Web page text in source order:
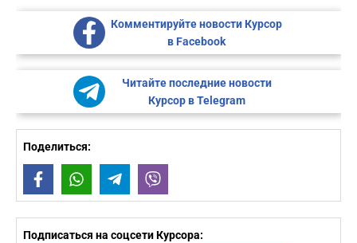
Комментируйте новости Курсор
в Facebook
Читайте последние новости
Курсор в Telegram
Поделиться:
FacebookWhatsAppTelegram
Подписаться на соцсети Курсора: